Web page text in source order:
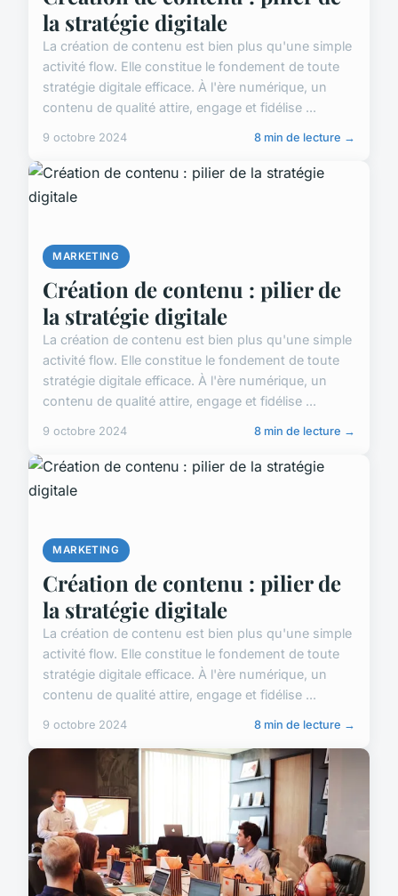
la stratégie digitale
La création de contenu est bien plus qu'une simple
activité flow. Elle constitue le fondement de toute
stratégie digitale efficace. À l'ère numérique, un
contenu de qualité attire, engage et fidélise ...
9 octobre 2024 8 min de lecture →
MARKETING
Création de contenu : pilier de
la stratégie digitale
La création de contenu est bien plus qu'une simple
activité flow. Elle constitue le fondement de toute
stratégie digitale efficace. À l'ère numérique, un
contenu de qualité attire, engage et fidélise ...
9 octobre 2024 8 min de lecture →
MARKETING
Création de contenu : pilier de
la stratégie digitale
La création de contenu est bien plus qu'une simple
activité flow. Elle constitue le fondement de toute
stratégie digitale efficace. À l'ère numérique, un
contenu de qualité attire, engage et fidélise ...
9 octobre 2024 8 min de lecture →